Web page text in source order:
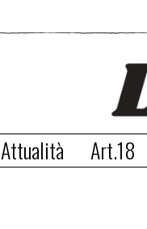
Attualità Art.18